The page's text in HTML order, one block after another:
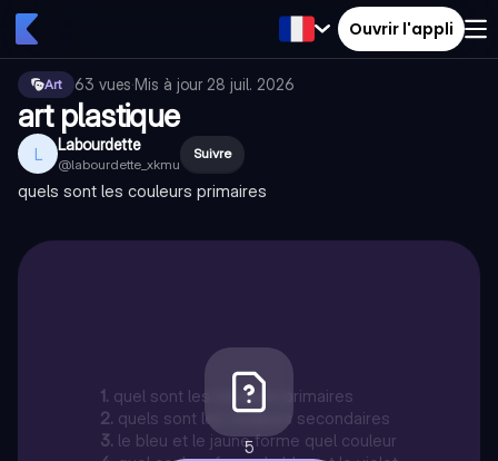
Ouvrir l'appli
Art 63 vues·Mis à jour 28 juil. 2026
art plastique
L Labourdette
@labourdette_xkmu
Suivre
quels sont les couleurs primaires
1. quel sont les couleurs primaires
2. quels sont les couleurs secondaires
3. le bleu et le jaune forme quel couleur
5